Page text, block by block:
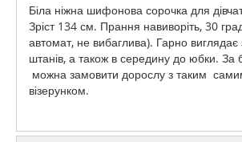
Біла ніжна шифонова сорочка для
Зріст 134 см. Прання навиворіть, 30
автомат, не вибаглива). Гарно
штанів, а також в середину до юбки. За
можна замовити дорослу з таким
візерунком.